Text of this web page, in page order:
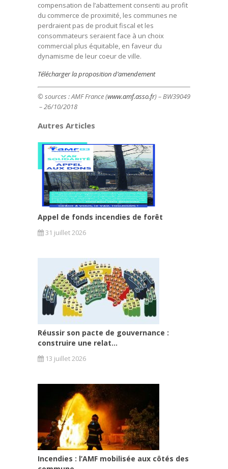
compensation de l’abattement consenti au profit
du commerce de proximité, les communes ne
perdraient pas de produit fiscal et les
consommateurs seraient face à un choix
commercial plus équitable, en faveur du
dynamisme de leur coeur de ville.
Télécharger la proposition d’amendement
© sources : AMF France (www.amf.asso.fr) – BW39049
– 26/10/2018
Autres Articles
Appel de fonds incendies de forêt
31 juillet 2026
Réussir son pacte de gouvernance :
construire une relat...
13 juillet 2026
Incendies : l’AMF mobilisée aux côtés des